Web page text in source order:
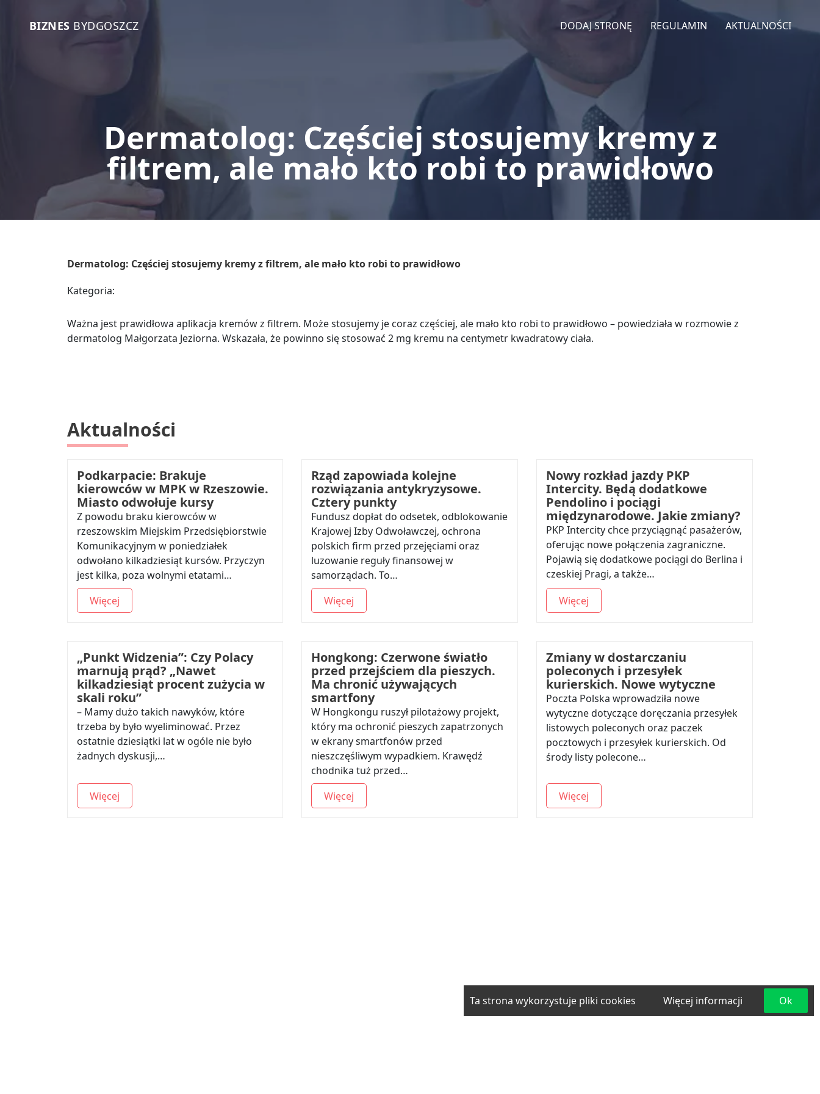
BIZNES BYDGOSZCZ DODAJ STRONĘ REGULAMIN AKTUALNOŚCI
Dermatolog: Częściej stosujemy kremy z
filtrem, ale mało kto robi to prawidłowo
Dermatolog: Częściej stosujemy kremy z filtrem, ale mało kto robi to prawidłowo
Kategoria:
Ważna jest prawidłowa aplikacja kremów z filtrem. Może stosujemy je coraz częściej, ale mało kto robi to prawidłowo – powiedziała w rozmowie z
dermatolog Małgorzata Jeziorna. Wskazała, że powinno się stosować 2 mg kremu na centymetr kwadratowy ciała.
Aktualności
Podkarpacie: Brakuje
kierowców w MPK w Rzeszowie.
Miasto odwołuje kursy
Z powodu braku kierowców w
rzeszowskim Miejskim Przedsiębiorstwie
Komunikacyjnym w poniedziałek
odwołano kilkadziesiąt kursów. Przyczyn
jest kilka, poza wolnymi etatami…
Więcej
Rząd zapowiada kolejne
rozwiązania antykryzysowe.
Cztery punkty
Fundusz dopłat do odsetek, odblokowanie
Krajowej Izby Odwoławczej, ochrona
polskich firm przed przejęciami oraz
luzowanie reguły finansowej w
samorządach. To…
Więcej
Nowy rozkład jazdy PKP
Intercity. Będą dodatkowe
Pendolino i pociągi
międzynarodowe. Jakie zmiany?
PKP Intercity chce przyciągnąć pasażerów,
oferując nowe połączenia zagraniczne.
Pojawią się dodatkowe pociągi do Berlina i
czeskiej Pragi, a także…
Więcej
„Punkt Widzenia”: Czy Polacy
marnują prąd? „Nawet
kilkadziesiąt procent zużycia w
skali roku”
– Mamy dużo takich nawyków, które
trzeba by było wyeliminować. Przez
ostatnie dziesiątki lat w ogóle nie było
żadnych dyskusji,…
Więcej
Hongkong: Czerwone światło
przed przejściem dla pieszych.
Ma chronić używających
smartfony
W Hongkongu ruszył pilotażowy projekt,
który ma ochronić pieszych zapatrzonych
w ekrany smartfonów przed
nieszczęśliwym wypadkiem. Krawędź
chodnika tuż przed…
Więcej
Zmiany w dostarczaniu
poleconych i przesyłek
kurierskich. Nowe wytyczne
Poczta Polska wprowadziła nowe
wytyczne dotyczące doręczania przesyłek
listowych poleconych oraz paczek
pocztowych i przesyłek kurierskich. Od
środy listy polecone…
Więcej
Ta strona wykorzystuje pliki cookies Więcej informacji Ok